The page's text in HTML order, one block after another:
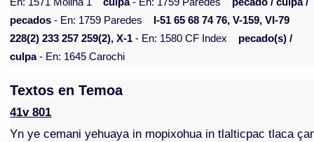
En: 1571 Molina 1
culpa- En: 1759 Paredes
pecado / culpa /
pecados - En: 1759 Paredes
I-51 65 68 74 76, V-159, VI-79
228(2) 233 257 259(2), X-1 - En: 1580 CF Index
pecado(s) /
culpa- En: 1645 Carochi
Textos en Temoa
41v 801
Yn ye cemani yehuaya in mopixohua in tlalticpac tlaca